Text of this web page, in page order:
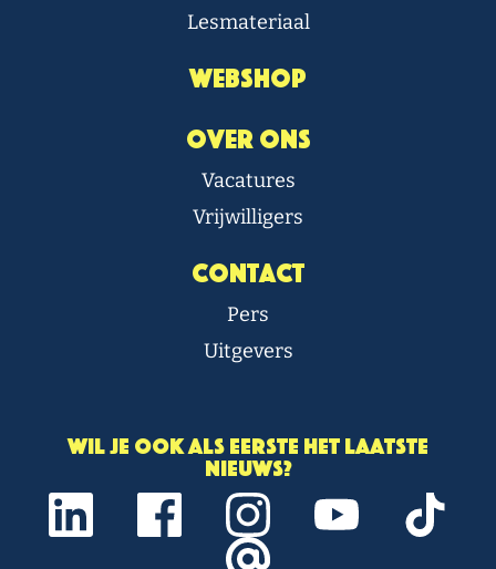
Lesmateriaal
Webshop
Over Ons
Vacatures
Vrijwilligers
Contact
Pers
Uitgevers
Wil je ook als eerste het laatste
nieuws?